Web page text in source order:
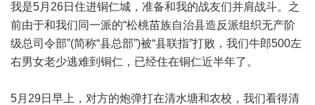
我是5月26日住进铜仁城，准备和我的战友们并肩战斗。之
前由于和我们同一派的“松桃苗族自治县造反派组织无产阶
级总司令部”(简称“县总部”)被“县联指”打败，我们牛郎500左
右男女老少逃难到铜仁，已经住在铜仁近半年了。
5月29日早上，对方的炮弹打在清水塘和农校，我们看得清